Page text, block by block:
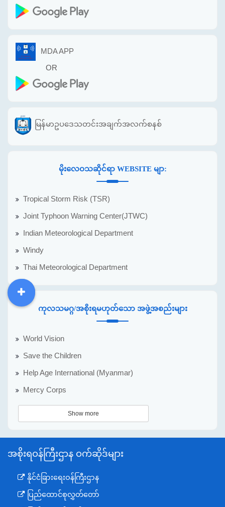
MDA APP
OR
မြန်မာဥပဒေသတင်းအချက်အလက်စနစ်
မိုးလေဝသဆိုင်ရာ WEBSITE မျာ:
Tropical Storm Risk (TSR)
Joint Typhoon Warning Center(JTWC)
Indian Meteorological Department
Windy
Thai Meteorological Department
ကုလသမဂ္ဂ/အစိုးရမဟုတ်သော အဖွဲ့အစည်းများ
World Vision
Save the Children
Help Age International (Myanmar)
Mercy Corps
Show more
အစိုးရဝန်ကြီးဌာန ဝက်ဆိုဒ်များ
နိုင်ငံခြားရေးဝန်ကြီးဌာန
ပြည်ထောင်စုလွှတ်တော်
DDM